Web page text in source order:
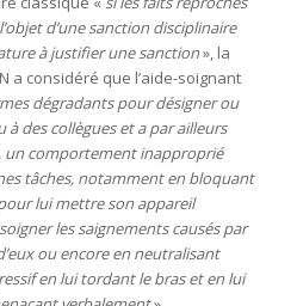
d’une sanction disciplinaire
à justifier une sanction», la
a considéré que l’aide-soignant
dégradants pour désigner ou
à des collègues et a par ailleurs
un comportement inapproprié
tâches, notamment en bloquant
lui mettre son appareil
les saignements causés par
ou encore en neutralisant
en lui tordant le bras et en lui